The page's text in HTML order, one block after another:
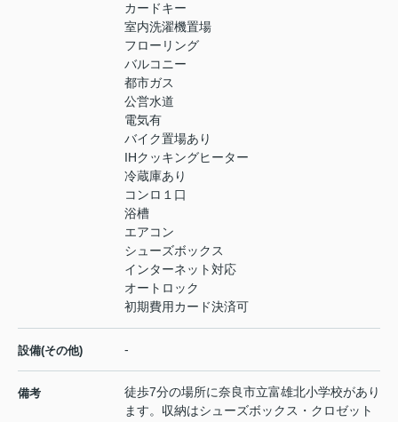
カードキー
室内洗濯機置場
フローリング
バルコニー
都市ガス
公営水道
電気有
バイク置場あり
IHクッキングヒーター
冷蔵庫あり
コンロ１口
浴槽
エアコン
シューズボックス
インターネット対応
オートロック
初期費用カード決済可
設備(その他) -
備考
徒歩7分の場所に奈良市立富雄北小学校があり
ます。収納はシューズボックス・クロゼット